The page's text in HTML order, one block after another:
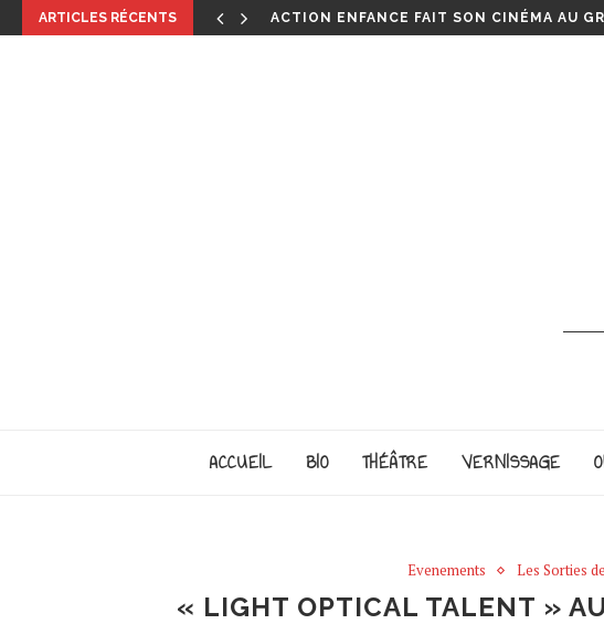
ARTICLES RÉCENTS JISBAR, SON EXPOSITION EN CE MOMENT
ACCUEIL BIO THÉÂTRE VERNISSAGE
Evenements Les Sorties
« LIGHT OPTICAL TALENT »